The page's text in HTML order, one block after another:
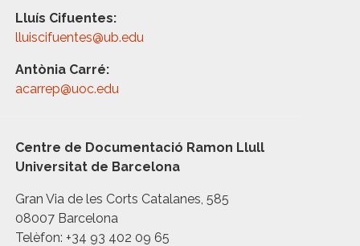
Lluís Cifuentes:
lluiscifuentes@ub.edu
Antònia Carré:
acarrep@uoc.edu
Centre de Documentació Ramon Llull
Universitat de Barcelona
Gran Via de les Corts Catalanes, 585
08007 Barcelona
Telèfon: +34 93 402 09 65